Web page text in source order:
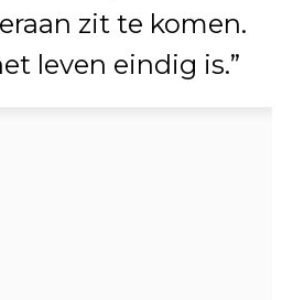
zit te komen.
leven eindig is.”